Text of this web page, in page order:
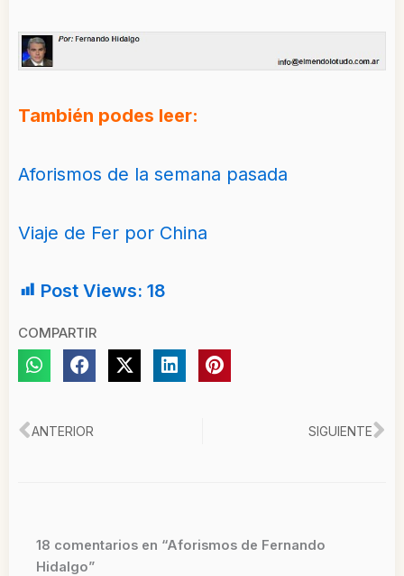
También podes leer:
Aforismos de la semana pasada
Viaje de Fer por China
Post Views: 18
COMPARTIR
Ant
ANTERIOR SIGUIENTE
18 comentarios en “Aforismos de Fernando
Hidalgo”